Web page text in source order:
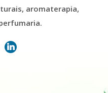
aromaterapia,